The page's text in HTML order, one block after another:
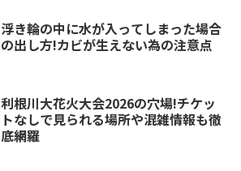
浮き輪の中に水が入ってしまった場合
の出し方!カビが生えない為の注意点
利根川大花火大会2026の穴場!チケッ
トなしで見られる場所や混雑情報も徹
底網羅